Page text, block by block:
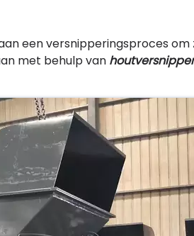
een versnipperingsproces
met behulp van